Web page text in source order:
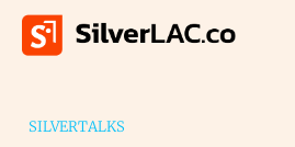
SILVERTALKS